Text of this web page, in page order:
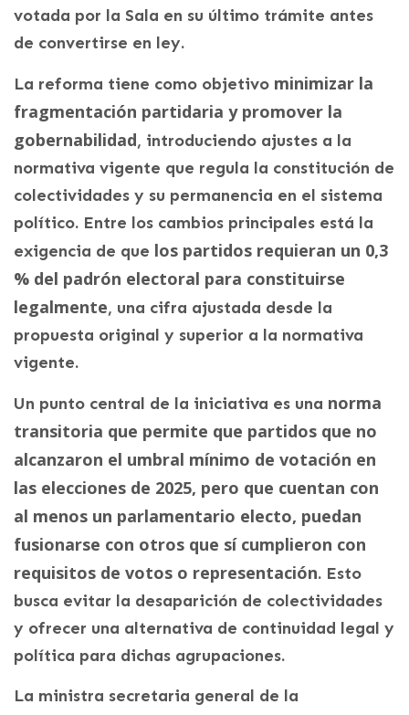
votada por la Sala en su último trámite antes
de convertirse en ley.
La reforma tiene como objetivo minimizar la
fragmentación partidaria y promover la
gobernabilidad, introduciendo ajustes a la
normativa vigente que regula la constitución de
colectividades y su permanencia en el sistema
político. Entre los cambios principales está la
exigencia de que los partidos requieran un 0,3
% del padrón electoral para constituirse
legalmente, una cifra ajustada desde la
propuesta original y superior a la normativa
vigente.
Un punto central de la iniciativa es una norma
transitoria que permite que partidos que no
alcanzaron el umbral mínimo de votación en
las elecciones de 2025, pero que cuentan con
al menos un parlamentario electo, puedan
fusionarse con otros que sí cumplieron con
requisitos de votos o representación. Esto
busca evitar la desaparición de colectividades
y ofrecer una alternativa de continuidad legal y
política para dichas agrupaciones.
La ministra secretaria general de la